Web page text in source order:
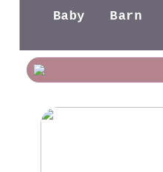
Baby Barn